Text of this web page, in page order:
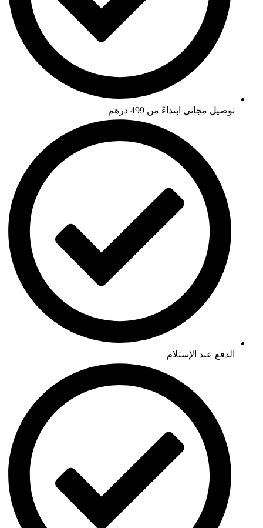
توصيل مجاني ابتداءً من 499 درهم
الدفع عند الإستلام